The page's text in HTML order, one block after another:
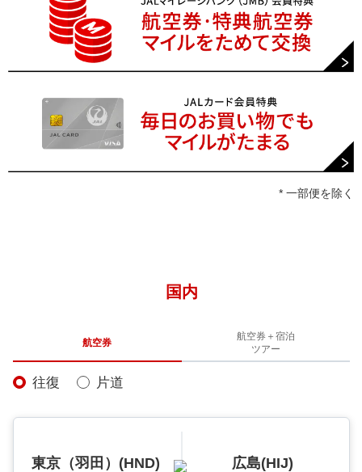
* 一部便を除く
国内
航空券
航空券＋宿泊
ツアー
往復 片道
東京（羽田）(HND) 広島(HIJ)